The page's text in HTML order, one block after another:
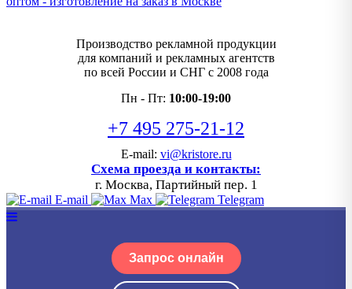
Производство рекламной продукции
для компаний и рекламных агентств
по всей России и СНГ с 2008 года
Пн - Пт: 10:00-19:00
+7 495 275-21-12
E-mail: vi@kristore.ru
Схема проезда и контакты:
г. Москва, Партийный пер. 1
E-mail Max Telegram
Запрос онлайн